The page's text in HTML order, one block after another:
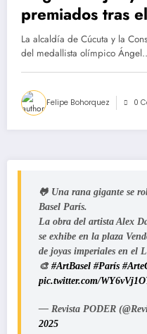
premiados tras
2024
La alcaldía de Cúcuta y la
del medallista olímpico
Felipe Bohorquez 0
🐸 Una rana gigante se
Basel París.
La obra del artista Alex
se exhibe en la plaza
de joyas imperiales en el
🎨 #ArtBasel #París
pic.twitter.com/
— Revista PODER
2025